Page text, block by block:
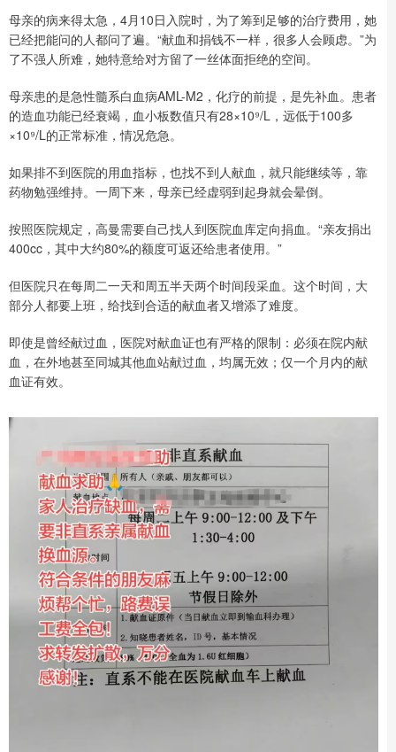
母亲的病来得太急，4月10日入院时，为了筹到足够的治疗费用，她
已经把能问的人都问了遍。“献血和捐钱不一样，很多人会顾虑。”为
了不强人所难，她特意给对方留了一丝体面拒绝的空间。
母亲患的是急性髓系白血病AML-M2，化疗的前提，是先补血。患者
的造血功能已经衰竭，血小板数值只有28×10⁹/L，远低于100多
×10⁹/L的正常标准，情况危急。
如果排不到医院的用血指标，也找不到人献血，就只能继续等，靠
药物勉强维持。一周下来，母亲已经虚弱到起身就会晕倒。
按照医院规定，高曼需要自己找人到医院血库定向捐血。“亲友捐出
400cc，其中大约80%的额度可返还给患者使用。”
但医院只在每周二一天和周五半天两个时间段采血。这个时间，大
部分人都要上班，给找到合适的献血者又增添了难度。
即使是曾经献过血，医院对献血证也有严格的限制：必须在院内献
血，在外地甚至同城其他血站献过血，均属无效；仅一个月内的献
血证有效。